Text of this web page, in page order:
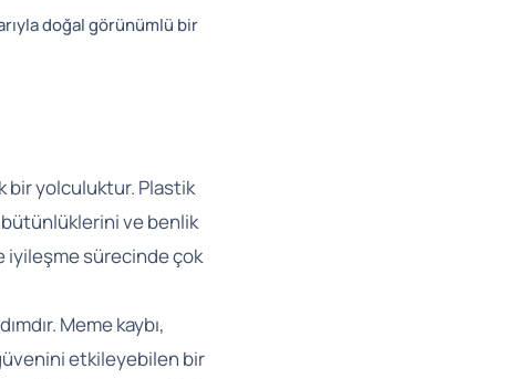
doğal görünümlü bir
bir yolculuktur. Plastik
ve benlik
iyileşme sürecinde çok
Meme kaybı,
etkileyebilen bir